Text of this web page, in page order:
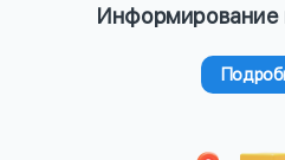
Информирование